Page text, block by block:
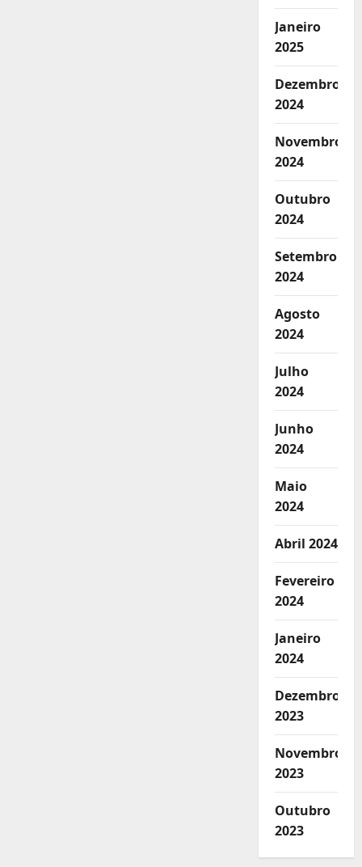
Janeiro
2025
Dezembro
2024
Novembro
2024
Outubro
2024
Setembro
2024
Agosto
2024
Julho
2024
Junho
2024
Maio
2024
Abril 2024
Fevereiro
2024
Janeiro
2024
Dezembro
2023
Novembro
2023
Outubro
2023